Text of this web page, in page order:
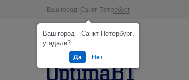
Ваш город: Санкт-Петербург
Ваш город - Санкт-Петербург,
угадали?
Да Нет